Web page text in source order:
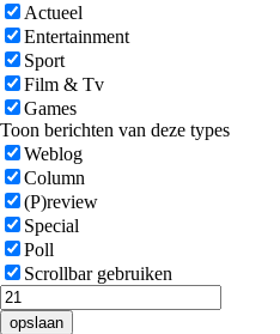
Actueel
Entertainment
Sport
Film & Tv
Games
Toon berichten van deze types
Weblog
Column
(P)review
Special
Poll
Scrollbar gebruiken
opslaan